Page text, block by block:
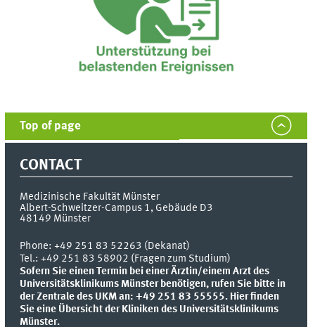
Top of page
CONTACT
Medizinische Fakultät Münster
Albert-Schweitzer-Campus 1, Gebäude D3
48149 Münster
Phone:+49 251 83 52263 (Dekanat)
Tel.: +49 251 83 58902 (Fragen zum Studium)
Sofern Sie einen Termin bei einer Ärztin/einem Arzt des
Universitätsklinikums Münster benötigen, rufen Sie bitte in
der Zentrale des UKM an: +49 251 83 55555. Hier finden
Sie eine Übersicht der Kliniken des Universitätsklinikums
Münster.